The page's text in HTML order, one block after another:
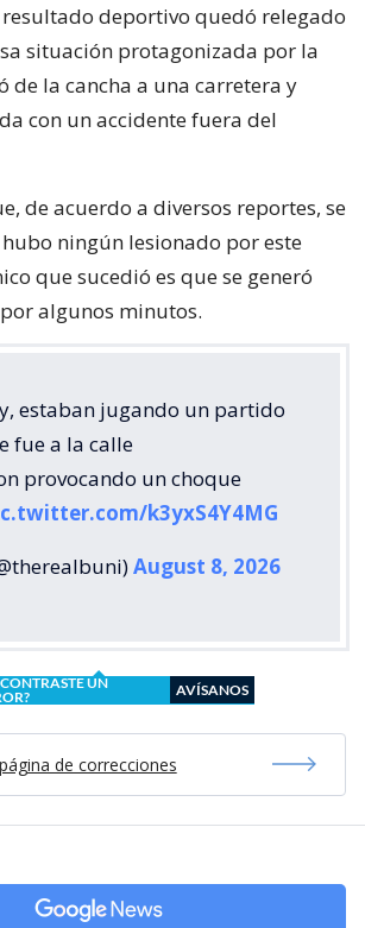
deportivo quedó relegado
situación protagonizada por la
de la cancha a una carretera y
con un accidente fuera del
de acuerdo a diversos reportes, se
ningún lesionado por este
que sucedió es que se generó
algunos minutos.
estaban jugando un partido
fue a la calle
provocando un choque
k3yxS4Y4MG
August 8, 2026
UN
AVÍSANOS
de correcciones